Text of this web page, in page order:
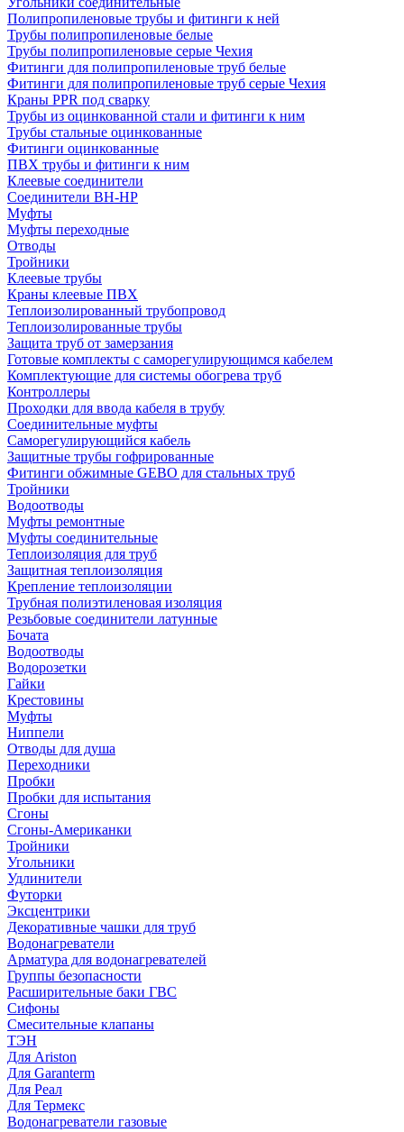
Полипропиленовые трубы и фитинги к ней
Трубы полипропиленовые белые
Трубы полипропиленовые серые Чехия
Фитинги для полипропиленовые труб белые
Фитинги для полипропиленовые труб серые Чехия
Краны PPR под сварку
Трубы из оцинкованной стали и фитинги к ним
Трубы стальные оцинкованные
Фитинги оцинкованные
ПВХ трубы и фитинги к ним
Клеевые соединители
Соединители ВН-НР
Муфты
Муфты переходные
Отводы
Тройники
Клеевые трубы
Краны клеевые ПВХ
Теплоизолированный трубопровод
Теплоизолированные трубы
Защита труб от замерзания
Готовые комплекты с саморегулирующимся кабелем
Комплектующие для системы обогрева труб
Контроллеры
Проходки для ввода кабеля в трубу
Соединительные муфты
Саморегулирующийся кабель
Защитные трубы гофрированные
Фитинги обжимные GEBO для стальных труб
Тройники
Водоотводы
Муфты ремонтные
Муфты соединительные
Теплоизоляция для труб
Защитная теплоизоляция
Крепление теплоизоляции
Трубная полиэтиленовая изоляция
Резьбовые соединители латунные
Бочата
Водоотводы
Водорозетки
Гайки
Крестовины
Муфты
Ниппели
Отводы для душа
Переходники
Пробки
Пробки для испытания
Сгоны
Сгоны-Американки
Тройники
Угольники
Удлинители
Футорки
Эксцентрики
Декоративные чашки для труб
Водонагреватели
Арматура для водонагревателей
Группы безопасности
Расширительные баки ГВС
Сифоны
Смесительные клапаны
ТЭН
Для Ariston
Для Garanterm
Для Реал
Для Термекс
Водонагреватели газовые